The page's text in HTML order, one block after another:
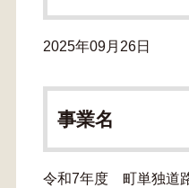
2025年09月26日
事業名
令和7年度 町単独